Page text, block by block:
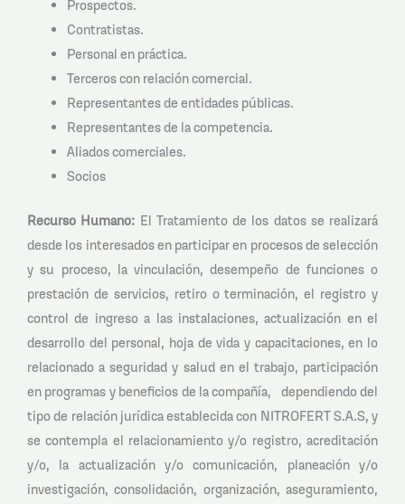
Prospectos.
Contratistas.
Personal en práctica.
Terceros con relación comercial.
Representantes de entidades públicas.
Representantes de la competencia.
Aliados comerciales.
Socios
Recurso Humano: El Tratamiento de los datos se realizará
desde los interesados en participar en procesos de selección
y su proceso, la vinculación, desempeño de funciones o
prestación de servicios, retiro o terminación, el registro y
control de ingreso a las instalaciones, actualización en el
desarrollo del personal, hoja de vida y capacitaciones, en lo
relacionado a seguridad y salud en el trabajo, participación
en programas y beneficios de la compañía, dependiendo del
tipo de relación jurídica establecida con NITROFERT S.A.S, y
se contempla el relacionamiento y/o registro, acreditación
y/o, la actualización y/o comunicación, planeación y/o
investigación, consolidación, organización, aseguramiento,